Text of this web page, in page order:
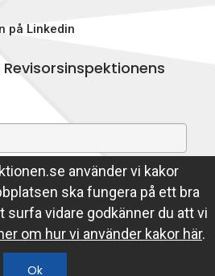
använder vi kakor
ska fungera på ett bra
surfa vidare godkänner du att vi
om hur vi använder kakor här.
på Linkedin
på nyheter godkänner du att
din e-postadress.